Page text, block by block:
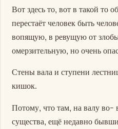
Вот здесь то, вот в такой то
перестаёт человек быть
вопящую, в ревущую от
омерзительную, но очень
Стены вала и ступени
кишок.
Потому, что там, на валу
существа, ещё недавно